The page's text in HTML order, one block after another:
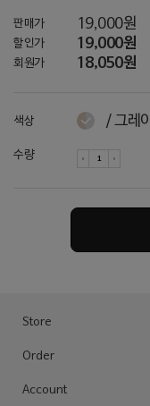
판매가 19,000원
할인가 19,000원
회원가 18,050원
색상
/ 그레이
네이비
수량
Store
Order
Account